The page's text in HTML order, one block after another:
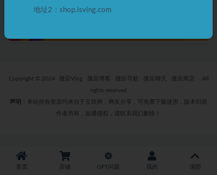
Copyright © 2024 微应Ving 微应博客 微应导航 微应聊天 微应商店
- All
rights reserved
声明
：本站所有资源均来自于互联网，网友分享，可免费下载使用，版本归原
作者所有，如遇侵权，请联系我们删除！
首页 店铺 GPT问题 我的 顶部
地址2：shop.isving.com